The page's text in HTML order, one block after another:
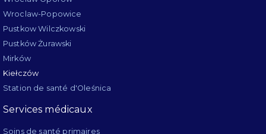
Wroclaw-Popowice
Pustkow Wilczkowski
Pustków Żurawski
Mirków
Kiełczów
Station de santé d'Oleśnica
Services médicaux
Soins de santé primaires